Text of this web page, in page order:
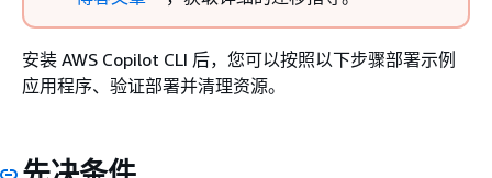
安装 AWS Copilot CLI 后，您可以按照以下步骤部署示例
应用程序、验证部署并清理资源。